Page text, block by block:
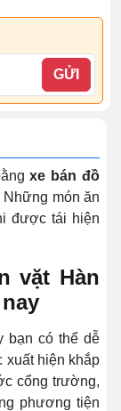
GỬI
xe bán đồ
Những món ăn
được tái hiện
vặt Hàn
bạn có thể dễ
xuất hiện khắp
cổng trường,
phương tiện